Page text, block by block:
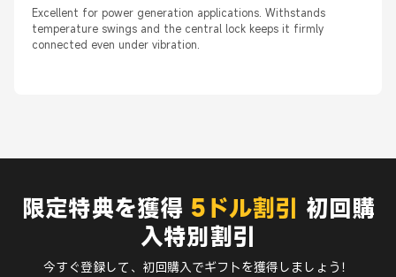
Excellent for power generation applications. Withstands
temperature swings and the central lock keeps it firmly
connected even under vibration.
限定特典を獲得 5ドル割引 初回購
入特別割引
今すぐ登録して、初回購入でギフトを獲得しましょう！